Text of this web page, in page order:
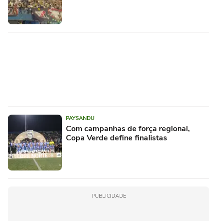
PAYSANDU
Com campanhas de força regional,
Copa Verde define finalistas
PUBLICIDADE